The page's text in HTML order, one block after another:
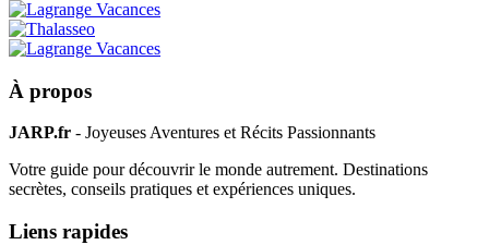
À propos
JARP.fr - Joyeuses Aventures et Récits Passionnants
Votre guide pour découvrir le monde autrement. Destinations
secrètes, conseils pratiques et expériences uniques.
Liens rapides